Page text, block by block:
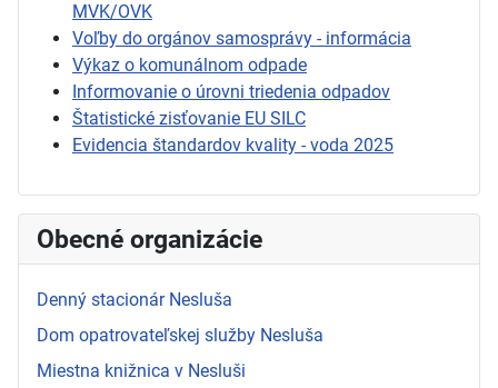
MVK/OVK
Voľby do orgánov samosprávy - informácia
Výkaz o komunálnom odpade
Informovanie o úrovni triedenia odpadov
Štatistické zisťovanie EU SILC
Evidencia štandardov kvality - voda 2025
Obecné organizácie
Denný stacionár Nesluša
Dom opatrovateľskej služby Nesluša
Miestna knižnica v Nesluši